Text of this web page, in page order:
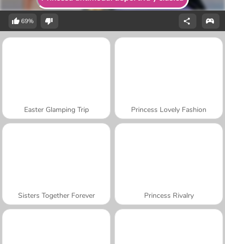
69%
Easter Glamping Trip Princess Lovely Fashion
Sisters Together Forever Princess Rivalry